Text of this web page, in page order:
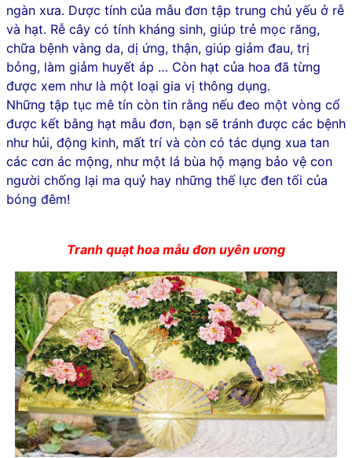
ngàn xưa. Dược tính của mẫu đơn tập trung chủ yếu ở rễ
và hạt. Rễ cây có tính kháng sinh, giúp trẻ mọc răng,
chữa bệnh vàng da, dị ứng, thận, giúp giảm đau, trị
bỏng, làm giảm huyết áp … Còn hạt của hoa đã từng
được xem như là một loại gia vị thông dụng.
Những tập tục mê tín còn tin rằng nếu đeo một vòng cổ
được kết bằng hạt mẫu đơn, bạn sẽ tránh được các bệnh
như hủi, động kinh, mất trí và còn có tác dụng xua tan
các cơn ác mộng, như một lá bùa hộ mạng bảo vệ con
người chống lại ma quỷ hay những thế lực đen tối của
bóng đêm!
Tranh quạt hoa mẫu đơn uyên ương